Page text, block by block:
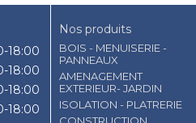
18:00
18:00
18:00
18:00
Nos produits
BOIS - MENUISERIE -
PANNEAUX
AMENAGEMENT
EXTERIEUR- JARDIN
ISOLATION - PLATRERIE